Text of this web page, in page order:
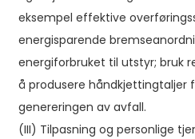
eksempel effektive
energisparende
energiforbruket til utstyr; bruk
å produsere håndkjettingtaljer
genereringen av avfall.
(III) Tilpasning og personlige